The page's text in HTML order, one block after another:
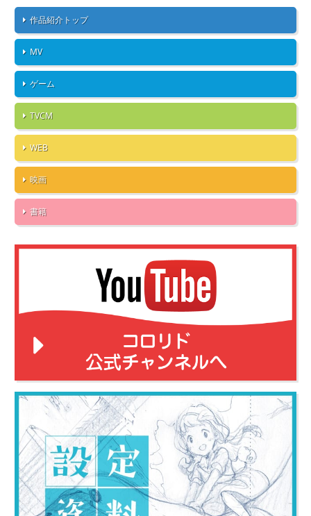
作品紹介トップ
MV
ゲーム
TVCM
WEB
映画
書籍